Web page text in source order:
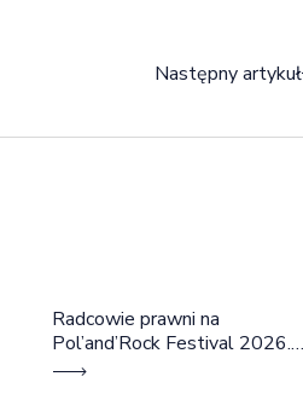
Następny artykuł
Radcowie prawni na
Pol’and’Rock Festival 2026.
Cztery dni rozmów, edukacji i